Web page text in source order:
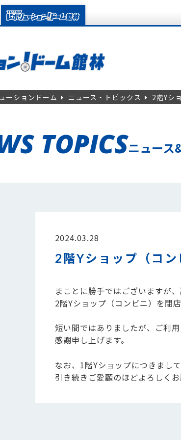
ーションドーム ニュース・トピックス 2階Yシ
TOPICSニュース
2024.03.28
2階Yショップ（コ
まことに勝手ではございますが
2階Yショップ（コンビニ）を閉
短い間ではありましたが、ご利
感謝申し上げます。
なお、1階Yショップにつきまし
引き続きご愛顧のほどよろしくお